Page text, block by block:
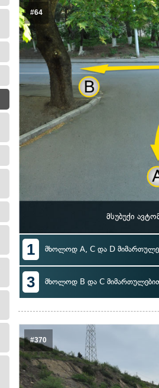
#64
მსუბუქი
1 მხოლოდ A, C და D
3 მხოლოდ B და C
#370